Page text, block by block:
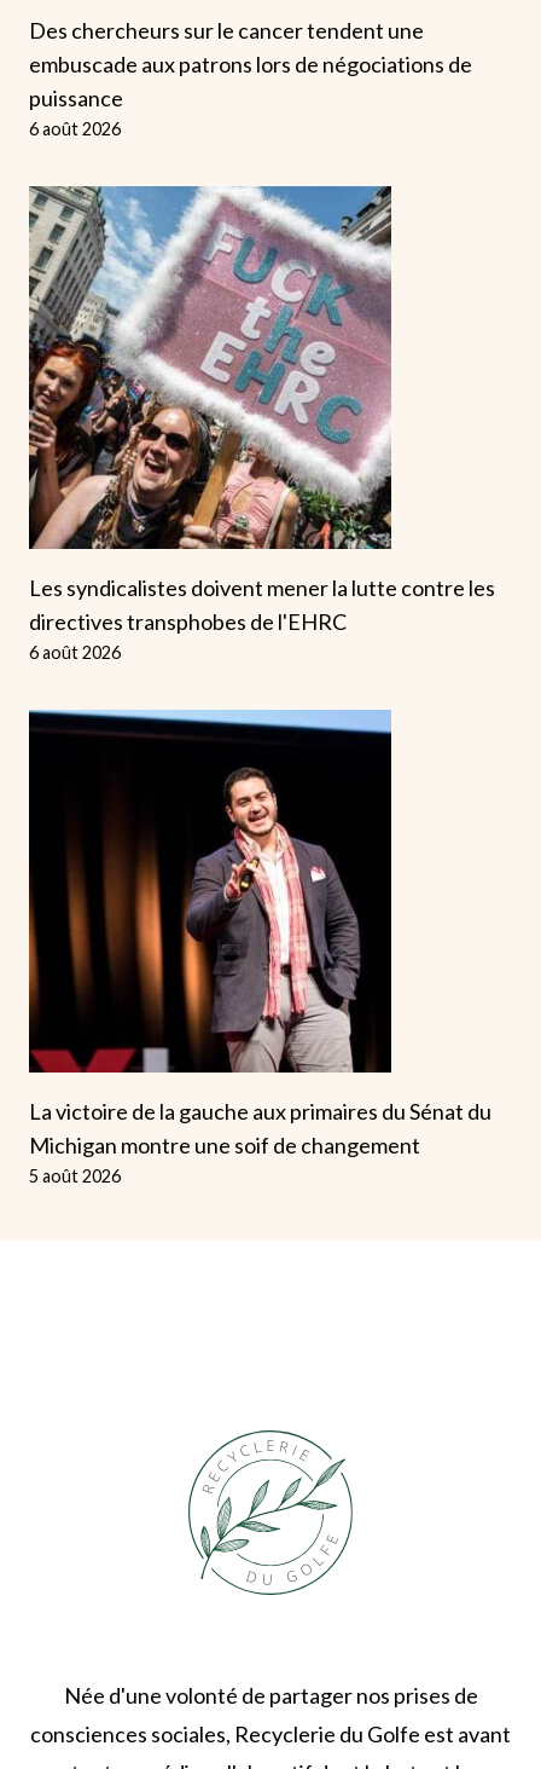
Des chercheurs sur le cancer tendent une
embuscade aux patrons lors de négociations de
puissance
6 août 2026
Les syndicalistes doivent mener la lutte contre les
directives transphobes de l'EHRC
6 août 2026
La victoire de la gauche aux primaires du Sénat du
Michigan montre une soif de changement
5 août 2026
Née d'une volonté de partager nos prises de
consciences sociales, Recyclerie du Golfe est avant